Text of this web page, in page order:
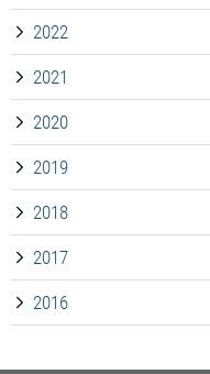
2022
2021
2020
2019
2018
2017
2016